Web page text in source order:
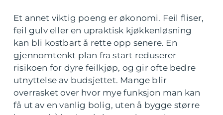
Et annet viktig poeng er økonomi. Feil fliser,
feil gulv eller en upraktisk kjøkkenløsning
kan bli kostbart å rette opp senere. En
gjennomtenkt plan fra start reduserer
risikoen for dyre feilkjøp, og gir ofte bedre
utnyttelse av budsjettet. Mange blir
overrasket over hvor mye funksjon man kan
få ut av en vanlig bolig, uten å bygge større